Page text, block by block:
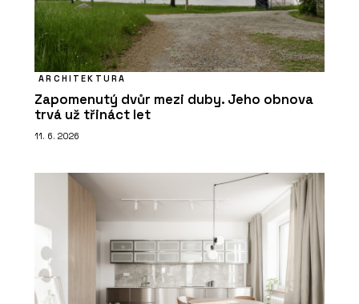
ARCHITEKTURA
Zapomenutý dvůr mezi duby. Jeho obnova
trvá už třináct let
11. 6. 2026